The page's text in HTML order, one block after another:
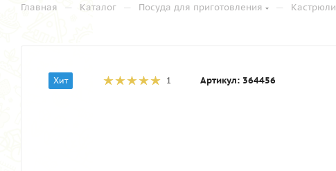
Главная — Каталог — Посуда для приготовления — Кастрюли
Хит 1 Артикул: 364456